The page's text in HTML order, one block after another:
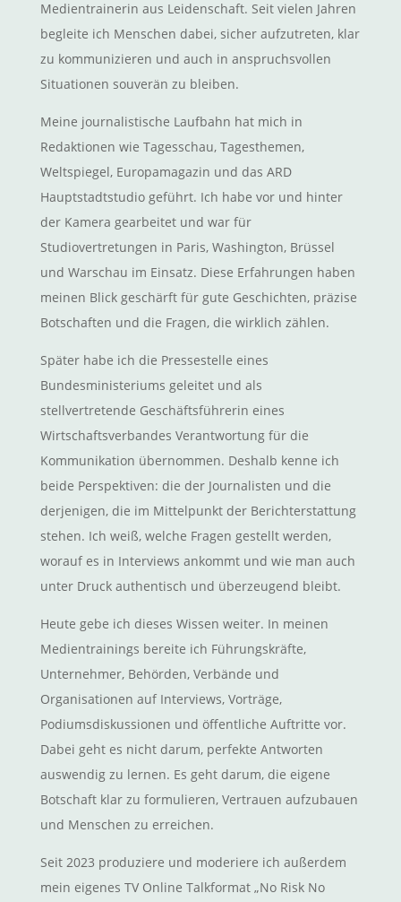
Medientrainerin aus Leidenschaft. Seit vielen Jahren
begleite ich Menschen dabei, sicher aufzutreten, klar
zu kommunizieren und auch in anspruchsvollen
Situationen souverän zu bleiben.
Meine journalistische Laufbahn hat mich in
Redaktionen wie Tagesschau, Tagesthemen,
Weltspiegel, Europamagazin und das ARD
Hauptstadtstudio geführt. Ich habe vor und hinter
der Kamera gearbeitet und war für
Studiovertretungen in Paris, Washington, Brüssel
und Warschau im Einsatz. Diese Erfahrungen haben
meinen Blick geschärft für gute Geschichten, präzise
Botschaften und die Fragen, die wirklich zählen.
Später habe ich die Pressestelle eines
Bundesministeriums geleitet und als
stellvertretende Geschäftsführerin eines
Wirtschaftsverbandes Verantwortung für die
Kommunikation übernommen. Deshalb kenne ich
beide Perspektiven: die der Journalisten und die
derjenigen, die im Mittelpunkt der Berichterstattung
stehen. Ich weiß, welche Fragen gestellt werden,
worauf es in Interviews ankommt und wie man auch
unter Druck authentisch und überzeugend bleibt.
Heute gebe ich dieses Wissen weiter. In meinen
Medientrainings bereite ich Führungskräfte,
Unternehmer, Behörden, Verbände und
Organisationen auf Interviews, Vorträge,
Podiumsdiskussionen und öffentliche Auftritte vor.
Dabei geht es nicht darum, perfekte Antworten
auswendig zu lernen. Es geht darum, die eigene
Botschaft klar zu formulieren, Vertrauen aufzubauen
und Menschen zu erreichen.
Seit 2023 produziere und moderiere ich außerdem
mein eigenes TV Online Talkformat „No Risk No